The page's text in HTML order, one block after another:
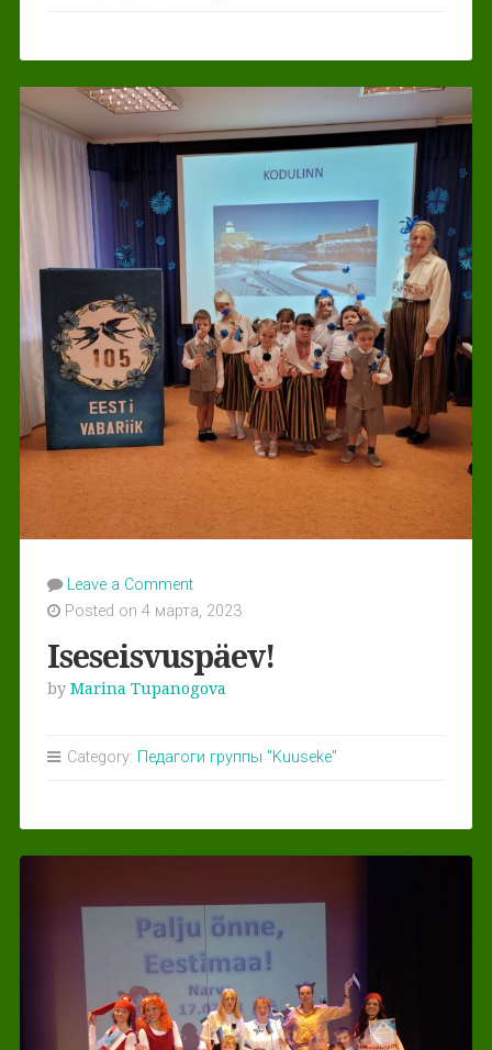
Leave a Comment
Posted on 4 марта, 2023
Iseseisvuspäev!
by Marina Tupanogova
Category: Педагоги группы "Kuuseke"